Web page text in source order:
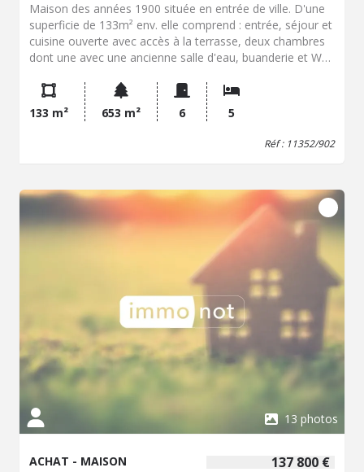
Maison des années 1900 située en entrée de ville. D'une
superficie de 133m² env. elle comprend : entrée, séjour et
cuisine ouverte avec accès à la terrasse, deux chambres
dont une avec une ancienne salle d'eau, buanderie et WC.
enfilade et de l'autre côté deux chambres et une SDE
avec WC. Jardin et parking. Le tout sur un terrain de 653
m² env. Chauffage individuel au fuel. Double vitrage PVC.
LE BOURG DE BANNALEC ET SES COMMERCES ET
133 m² 653 m² 6 5
Réf : 11352/902
13 photos
137 800 €
ACHAT - MAISON